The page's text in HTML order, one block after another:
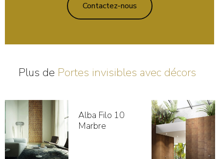
Contactez-nous
Plus de Portes invisibles avec décors
Alba Filo 10
Marbre